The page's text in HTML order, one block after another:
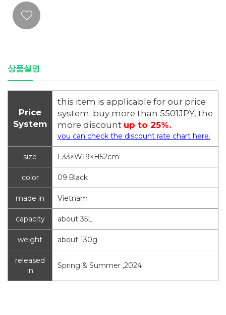
상품설명
Price
System
this item is applicable for our price
system. buy more than 5501JPY, the
more discount up to 25%.
you can check the discount rate chart here.
size L33×W19×H52cm
color 09:Black
made in Vietnam
capacity about 35L
weight about 130g
released
in
Spring & Summer ,2024